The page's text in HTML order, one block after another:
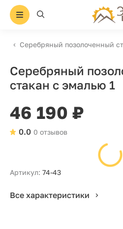
Серебряный позолоченный
Серебряный
стакан с эмалью 1
46 190 ₽
0 отзывов
0.0
Артикул: 74-43
Все характеристики